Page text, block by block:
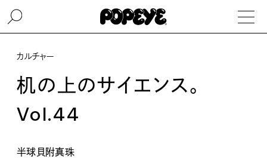
カルチャー
机の上のサイエンス。
Vol.44
半球貝附真珠